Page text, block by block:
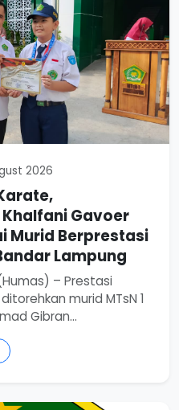
2026
Gavoer
Murid Berprestasi
Lampung
– Prestasi
murid MTsN 1
Gibran...